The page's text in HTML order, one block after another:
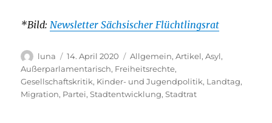
*Bild: Newsletter Sächsischer Flüchtlingsrat
Autor
luna
Veröffentlicht
am
14. April 2020 Kategorien
Allgemein,Artikel,Asyl,
Außerparlamentarisch, Freiheitsrechte,
Gesellschaftskritik, Kinder- und Jugendpolitik, Landtag,
Migration, Partei,Stadtentwicklung,Stadtrat